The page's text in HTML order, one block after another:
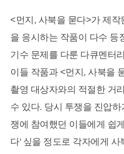
<먼지, 사북을 묻다>가 제
을 응시하는 작품이 다수 등
기수 문제를 다룬 다큐멘터
이들 작품과 <먼지, 사북을
촬영 대상자와의 적절한 거
수 있다. 당시 투쟁을 진압
쟁에 참여했던 이들에게 쉽
다' 싶을 정도로 각자에게 사